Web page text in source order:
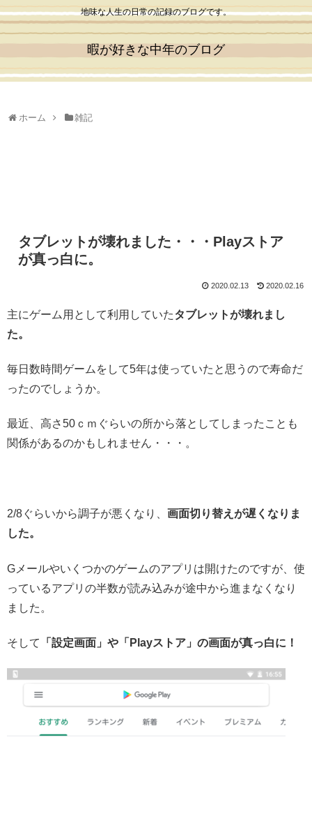
地味な人生の日常の記録のブログです。
暇が好きな中年のブログ
ホーム 雑記
タブレットが壊れました・・・Playストア
が真っ白に。
2020.02.13 2020.02.16
主にゲーム用として利用していたタブレットが壊れまし
た。
毎日数時間ゲームをして5年は使っていたと思うので寿命だ
ったのでしょうか。
最近、高さ50ｃｍぐらいの所から落としてしまったことも
関係があるのかもしれません・・・。
2/8ぐらいから調子が悪くなり、 画面切り替えが遅くなりま
した。
Gメールやいくつかのゲームのアプリは開けたのですが、使
っているアプリの半数が読み込みが途中から進まなくなり
ました。
そして 「設定画面」や「Playストア」の画面が真っ白に！